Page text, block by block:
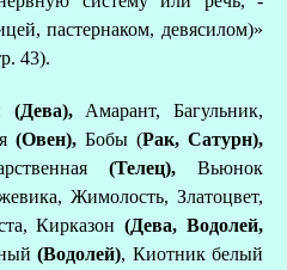
пастернаком, девясилом)»
43).
(Дева), Амарант, Багульник,
(Овен), Бобы (Рак, Сатурн),
(Телец), Вьюнок
Жимолость, Златоцвет,
Кирказон(Дева, Водолей,
(Водолей), Киотник белый